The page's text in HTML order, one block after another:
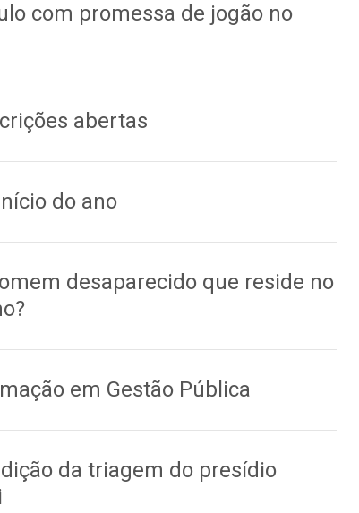
com promessa de jogão no
abertas
do ano
desaparecido que reside no
em Gestão Pública
da triagem do presídio